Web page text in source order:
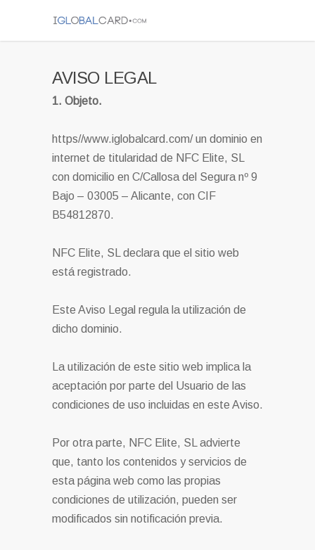
AVISO LEGAL
1. Objeto.
https//www.iglobalcard.com/ un dominio en
internet de titularidad de NFC Elite, SL
con domicilio en C/Callosa del Segura nº 9
Bajo – 03005 – Alicante, con CIF
B54812870.
NFC Elite, SL declara que el sitio web
está registrado.
Este Aviso Legal regula la utilización de
dicho dominio.
La utilización de este sitio web implica la
aceptación por parte del Usuario de las
condiciones de uso incluidas en este Aviso.
Por otra parte, NFC Elite, SL advierte
que, tanto los contenidos y servicios de
esta página web como las propias
condiciones de utilización, pueden ser
modificados sin notificación previa.